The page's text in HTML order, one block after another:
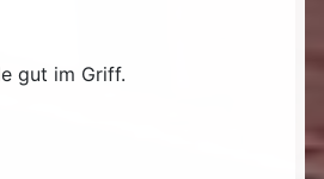
gut im Griff.